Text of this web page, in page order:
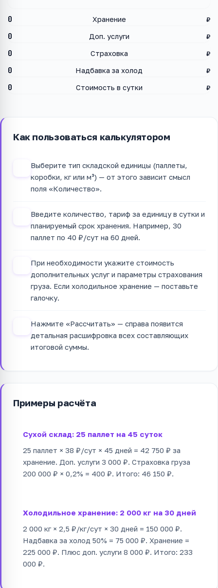
0 Хранение ₽
0 Доп. услуги ₽
0 Страховка ₽
0 Надбавка за холод ₽
0 Стоимость в сутки ₽
Как пользоваться калькулятором
Выберите тип складской единицы (паллеты,
коробки, кг или м³) — от этого зависит смысл
поля «Количество».
Введите количество, тариф за единицу в сутки и
планируемый срок хранения. Например, 30
паллет по 40 ₽/сут на 60 дней.
При необходимости укажите стоимость
дополнительных услуг и параметры страхования
груза. Если холодильное хранение — поставьте
галочку.
Нажмите «Рассчитать» — справа появится
детальная расшифровка всех составляющих
итоговой суммы.
Примеры расчёта
Сухой склад: 25 паллет на 45 суток
25 паллет × 38 ₽/сут × 45 дней = 42 750 ₽ за
хранение. Доп. услуги 3 000 ₽. Страховка груза
200 000 ₽ × 0,2% = 400 ₽. Итого: 46 150 ₽.
Холодильное хранение: 2 000 кг на 30 дней
2 000 кг × 2,5 ₽/кг/сут × 30 дней = 150 000 ₽.
Надбавка за холод 50% = 75 000 ₽. Хранение =
225 000 ₽. Плюс доп. услуги 8 000 ₽. Итого: 233
000 ₽.